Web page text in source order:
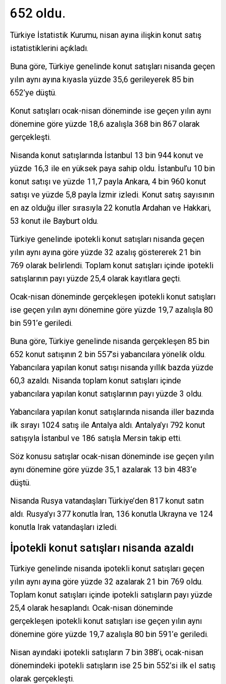
652 oldu.
Türkiye İstatistik Kurumu, nisan ayına ilişkin konut satış
istatistiklerini açıkladı.
Buna göre, Türkiye genelinde konut satışları nisanda geçen
yılın aynı ayına kıyasla yüzde 35,6 gerileyerek 85 bin
652’ye düştü.
Konut satışları ocak-nisan döneminde ise geçen yılın aynı
dönemine göre yüzde 18,6 azalışla 368 bin 867 olarak
gerçekleşti.
Nisanda konut satışlarında İstanbul 13 bin 944 konut ve
yüzde 16,3 ile en yüksek paya sahip oldu. İstanbul’u 10 bin
konut satışı ve yüzde 11,7 payla Ankara, 4 bin 960 konut
satışı ve yüzde 5,8 payla İzmir izledi. Konut satış sayısının
en az olduğu iller sırasıyla 22 konutla Ardahan ve Hakkari,
53 konut ile Bayburt oldu.
Türkiye genelinde ipotekli konut satışları nisanda geçen
yılın aynı ayına göre yüzde 32 azalış göstererek 21 bin
769 olarak belirlendi. Toplam konut satışları içinde ipotekli
satışlarının payı yüzde 25,4 olarak kayıtlara geçti.
Ocak-nisan döneminde gerçekleşen ipotekli konut satışları
ise geçen yılın aynı dönemine göre yüzde 19,7 azalışla 80
bin 591’e geriledi.
Buna göre, Türkiye genelinde nisanda gerçekleşen 85 bin
652 konut satışının 2 bin 557’si yabancılara yönelik oldu.
Yabancılara yapılan konut satışı nisanda yıllık bazda yüzde
60,3 azaldı. Nisanda toplam konut satışları içinde
yabancılara yapılan konut satışlarının payı yüzde 3 oldu.
Yabancılara yapılan konut satışlarında nisanda iller bazında
ilk sırayı 1024 satış ile Antalya aldı. Antalya’yı 792 konut
satışıyla İstanbul ve 186 satışla Mersin takip etti.
Söz konusu satışlar ocak-nisan döneminde ise geçen yılın
aynı dönemine göre yüzde 35,1 azalarak 13 bin 483’e
düştü.
Nisanda Rusya vatandaşları Türkiye’den 817 konut satın
aldı. Rusya’yı 377 konutla İran, 136 konutla Ukrayna ve 124
konutla Irak vatandaşları izledi.
İpotekli konut satışları nisanda azaldı
Türkiye genelinde nisanda ipotekli konut satışları geçen
yılın aynı ayına göre yüzde 32 azalarak 21 bin 769 oldu.
Toplam konut satışları içinde ipotekli satışların payı yüzde
25,4 olarak hesaplandı. Ocak-nisan döneminde
gerçekleşen ipotekli konut satışları ise geçen yılın aynı
dönemine göre yüzde 19,7 azalışla 80 bin 591’e geriledi.
Nisan ayındaki ipotekli satışların 7 bin 388’i, ocak-nisan
dönemindeki ipotekli satışların ise 25 bin 552’si ilk el satış
olarak gerçekleşti.